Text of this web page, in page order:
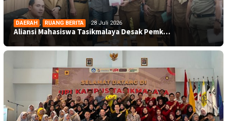
DAERAH , RUANG BERITA 28 Juli 2026
Aliansi Mahasiswa Tasikmalaya Desak Pemk…